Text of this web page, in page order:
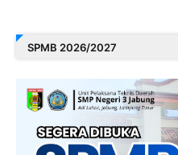
SPMB 2026/2027